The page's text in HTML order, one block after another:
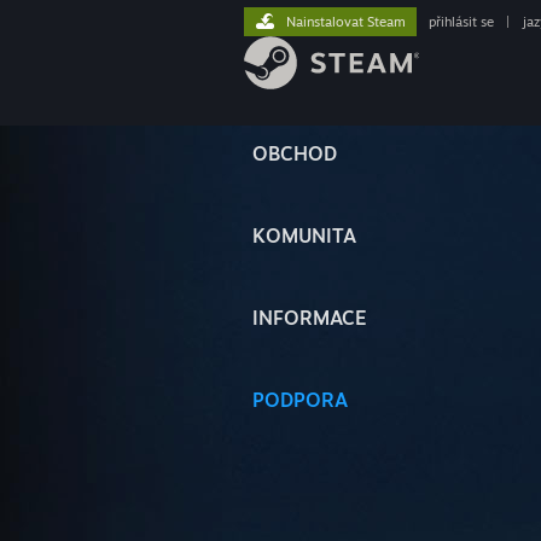
OBCHOD
KOMUNITA
INFORMACE
PODPORA
Nainstalovat Steam přihlásit se